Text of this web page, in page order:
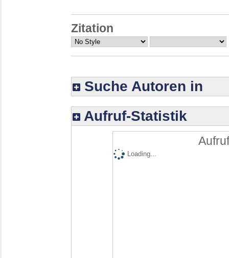
Zitation
Suche Autoren in
Aufruf-Statistik
Loading...